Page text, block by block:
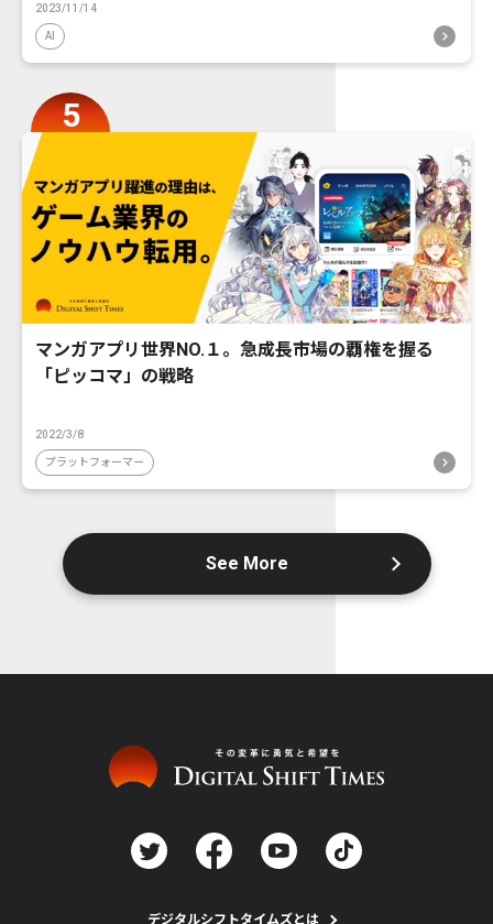
2023/11/14
AI
マンガアプリ世界NO.１。急成長市場の覇権を握る
「ピッコマ」の戦略
2022/3/8
プラットフォーマー
See More
デジタルシフトタイムズとは